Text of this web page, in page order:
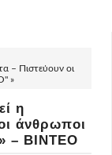
– Πιστεύουν οι
»
η
άνθρωποι
– ΒΙΝΤΕΟ